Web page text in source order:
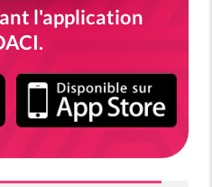
l'application